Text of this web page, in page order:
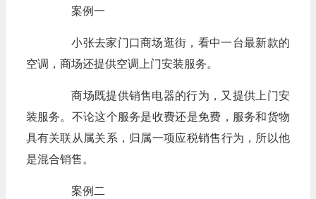
案例一
小张去家门口商场逛街，看中一台最新款的
空调，商场还提供空调上门安装服务。
商场既提供销售电器的行为，又提供上门安
装服务。不论这个服务是收费还是免费，服务和货物
具有关联从属关系，归属一项应税销售行为，所以他
是混合销售。
案例二